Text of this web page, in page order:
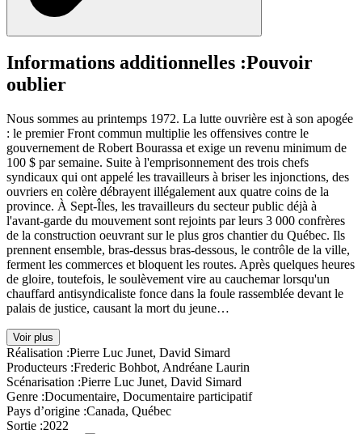
Informations additionnelles :Pouvoir
oublier
Nous sommes au printemps 1972. La lutte ouvrière est à son apogée
: le premier Front commun multiplie les offensives contre le
gouvernement de Robert Bourassa et exige un revenu minimum de
100 $ par semaine. Suite à l'emprisonnement des trois chefs
syndicaux qui ont appelé les travailleurs à briser les injonctions, des
ouvriers en colère débrayent illégalement aux quatre coins de la
province. À Sept-Îles, les travailleurs du secteur public déjà à
l'avant-garde du mouvement sont rejoints par leurs 3 000 confrères
de la construction oeuvrant sur le plus gros chantier du Québec. Ils
prennent ensemble, bras-dessus bras-dessous, le contrôle de la ville,
ferment les commerces et bloquent les routes. Après quelques heures
de gloire, toutefois, le soulèvement vire au cauchemar lorsqu'un
chauffard antisyndicaliste fonce dans la foule rassemblée devant le
palais de justice, causant la mort du jeune…
Voir plus
Réalisation :Pierre Luc Junet, David Simard
Producteurs :Frederic Bohbot, Andréane Laurin
Scénarisation :Pierre Luc Junet, David Simard
Genre :Documentaire, Documentaire participatif
Pays d’origine :Canada, Québec
Sortie :2022